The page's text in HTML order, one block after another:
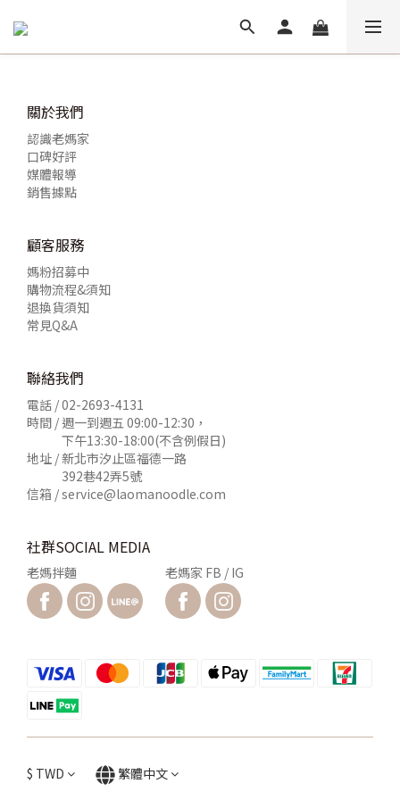
關於我們
認識老媽家
口碑好評
媒體報導
銷售據點
顧客服務
媽粉招募中
購物流程&須知
退換貨須知
常見Q&A
聯絡我們
電話 /02-2693-4131
時間 / 週一到週五 09:00-12:30，
下午13:30-18:00(不含例假日)
地址 / 新北市汐止區福德一路
392巷42弄5號
信箱 /service@laomanoodle.com
社群SOCIAL MEDIA
老媽拌麵 老媽家 FB / IG
$ TWD 繁體中文